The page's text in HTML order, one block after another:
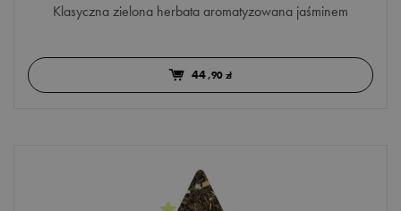
Klasyczna zielona herbata aromatyzowana jaśminem
44,90 zł